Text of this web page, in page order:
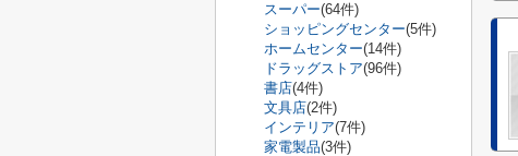
スーパー(64件)
ショッピングセンター(5件)
ホームセンター(14件)
ドラッグストア(96件)
書店(4件)
文具店(2件)
インテリア(7件)
家電製品(3件)